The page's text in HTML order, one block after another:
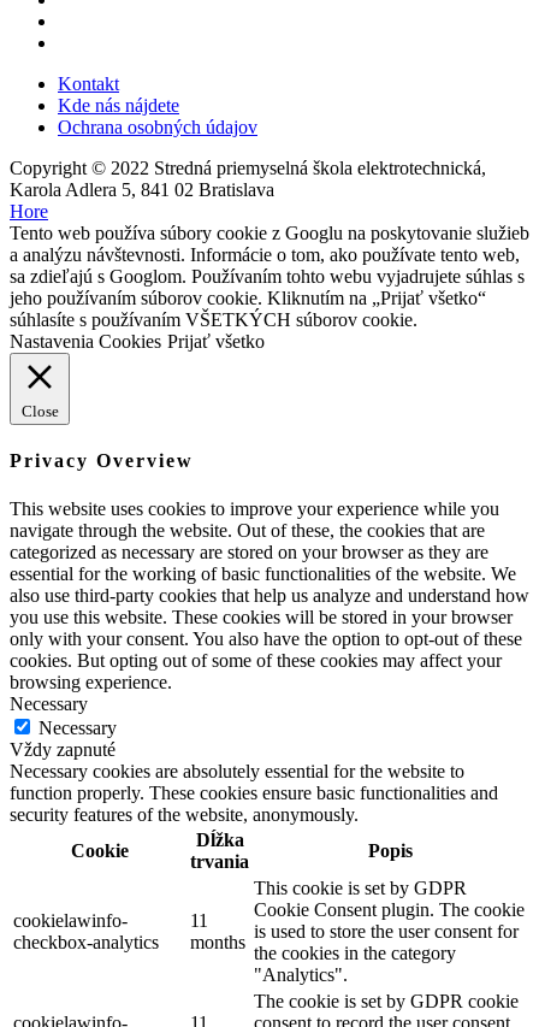
Kontakt
Kde nás nájdete
Ochrana osobných údajov
Copyright © 2022 Stredná priemyselná škola elektrotechnická,
Karola Adlera 5, 841 02 Bratislava
Hore
Tento web používa súbory cookie z Googlu na poskytovanie služieb
a analýzu návštevnosti. Informácie o tom, ako používate tento web,
sa zdieľajú s Googlom. Používaním tohto webu vyjadrujete súhlas s
jeho používaním súborov cookie. Kliknutím na „Prijať všetko“
súhlasíte s používaním VŠETKÝCH súborov cookie.
Nastavenia Cookies Prijať všetko
Close
Privacy Overview
This website uses cookies to improve your experience while you
navigate through the website. Out of these, the cookies that are
categorized as necessary are stored on your browser as they are
essential for the working of basic functionalities of the website. We
also use third-party cookies that help us analyze and understand how
you use this website. These cookies will be stored in your browser
only with your consent. You also have the option to opt-out of these
cookies. But opting out of some of these cookies may affect your
browsing experience.
Necessary
Necessary
Vždy zapnuté
Necessary cookies are absolutely essential for the website to
function properly. These cookies ensure basic functionalities and
security features of the website, anonymously.
Cookie
Dĺžka
trvania
Popis
cookielawinfo-
checkbox-analytics
11
months
This cookie is set by GDPR
Cookie Consent plugin. The cookie
is used to store the user consent for
the cookies in the category
"Analytics".
cookielawinfo-
11
The cookie is set by GDPR cookie
consent to record the user consent